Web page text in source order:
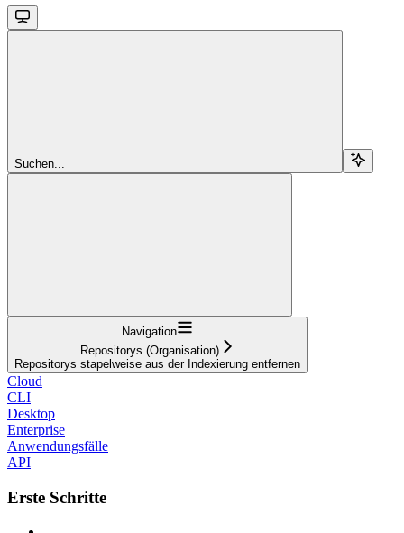
Suchen...
Navigation
Repositorys (Organisation)
Repositorys stapelweise aus der Indexierung entfernen
Cloud
CLI
Desktop
Enterprise
Anwendungsfälle
API
Erste Schritte